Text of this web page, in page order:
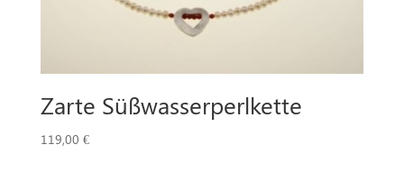
Zarte Süßwasserperlkette
119,00 €